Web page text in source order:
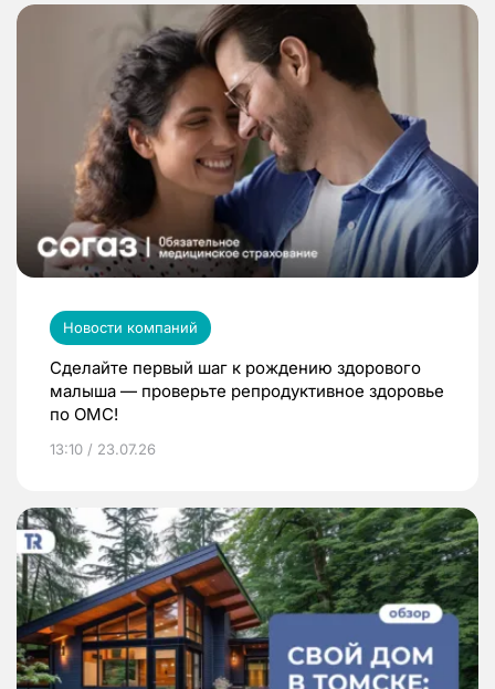
Новости компаний
Сделайте первый шаг к рождению здорового
малыша — проверьте репродуктивное здоровье
по ОМС!
13:10 / 23.07.26